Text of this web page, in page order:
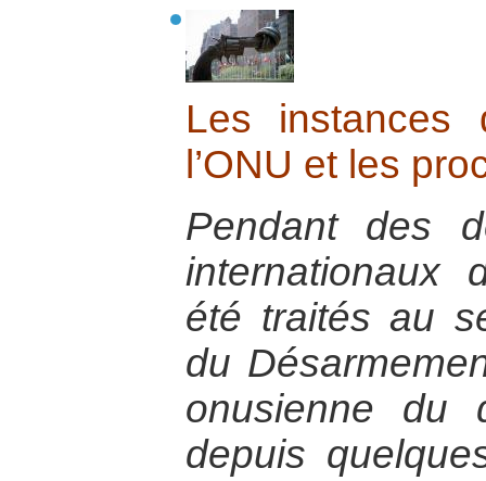
Les instances
l’ONU et les
Pendant des
internationaux
été traités au
du
onusienne du
depuis